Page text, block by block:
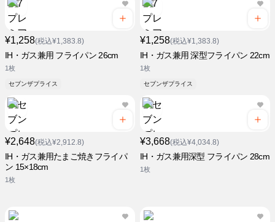
¥1,258(税込¥1,383.8)
IH・ガス兼用 フライパン 26cm
1枚
セブンザプライス
¥1,258(税込¥1,383.8)
IH・ガス兼用 深型フライパン 22cm
1枚
セブンザプライス
¥2,648(税込¥2,912.8)
IH・ガス兼用たまご焼きフライパ
ン 15×18cm
1枚
¥3,668(税込¥4,034.8)
IH・ガス兼用深型 フライパン 28cm
1枚